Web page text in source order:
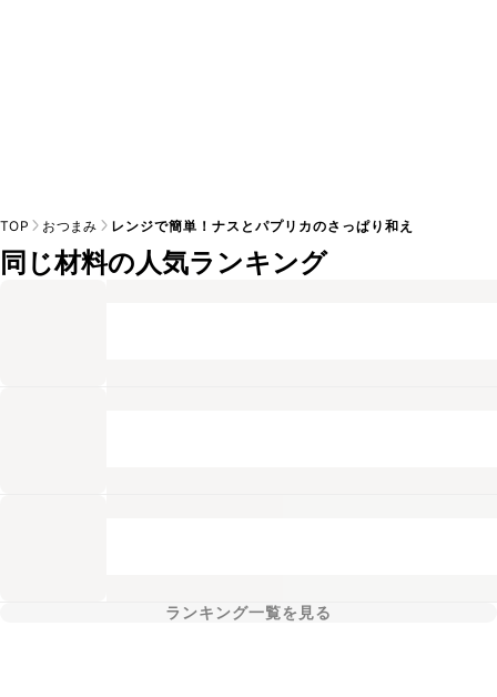
TOP おつまみ レンジで簡単！ナスとパプリカのさっぱり和え
同じ材料の人気ランキング
ランキング一覧を見る